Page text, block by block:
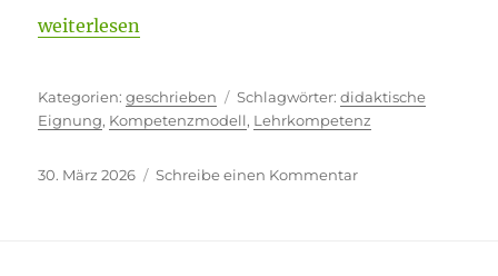
„Universitäre Lehrkompetenz“
weiterlesen
Kategorien
geschrieben Schlagwörter
didaktische
Eignung, Kompetenzmodell, Lehrkompetenz
Veröffentlicht
30. März 2026 Schreibe einen Kommentarzu